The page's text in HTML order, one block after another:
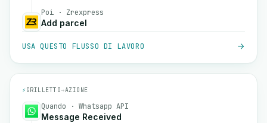
Poi · Zrexpress
Add parcel
USA QUESTO FLUSSO DI LAVORO
⚡ GRILLETTO→AZIONE
Quando · Whatsapp API
Message Received